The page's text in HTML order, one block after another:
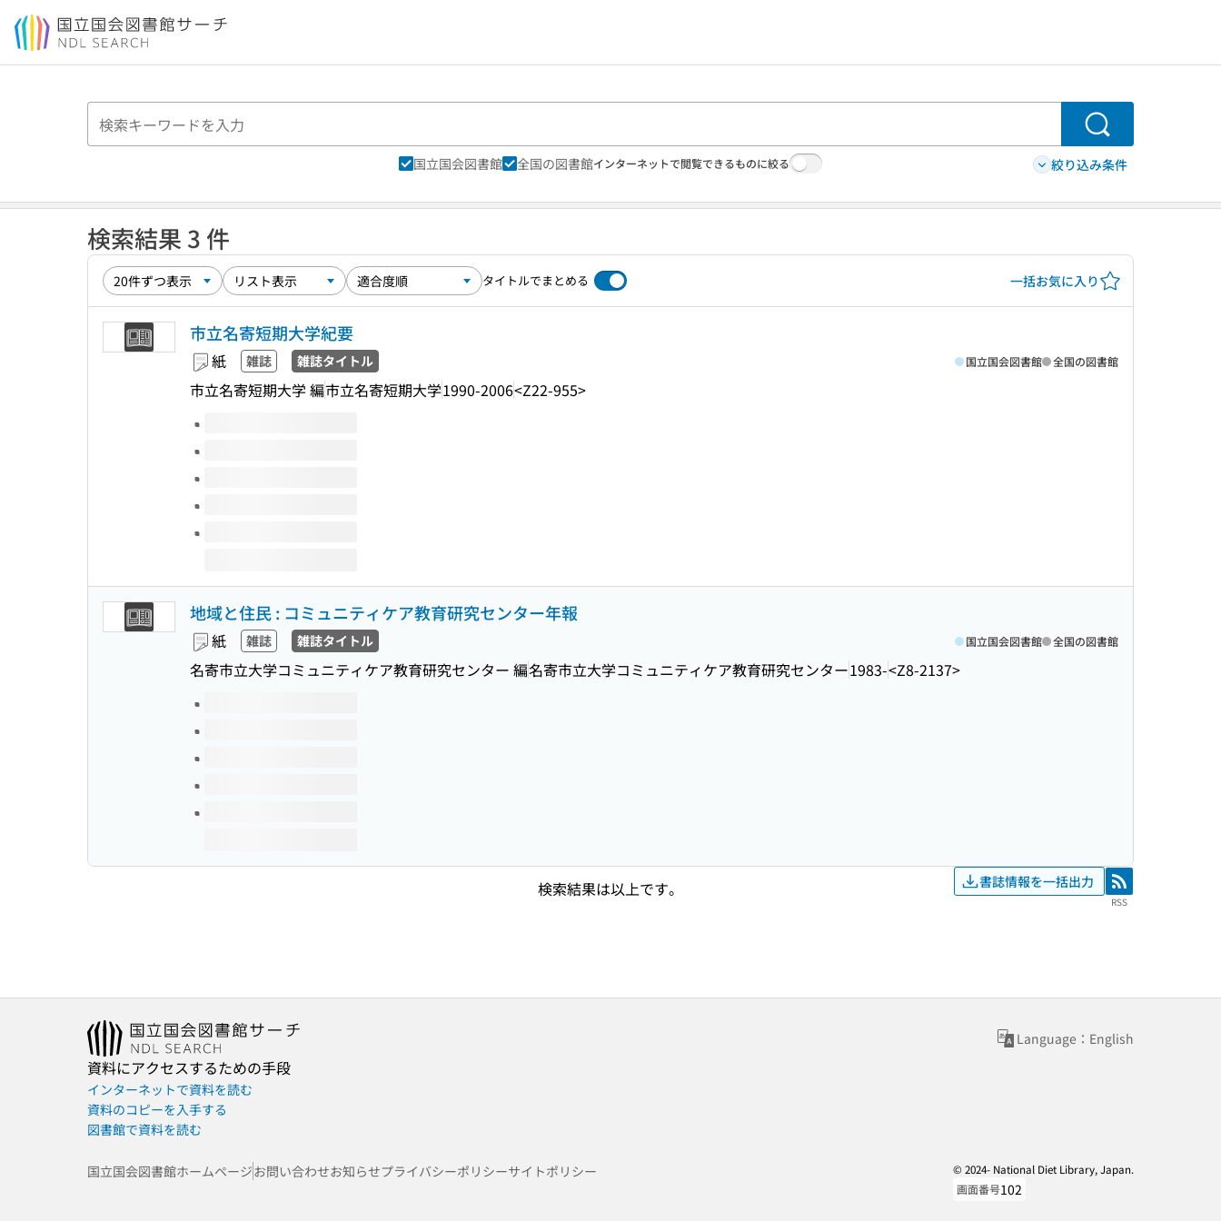
本文へ移動
検索
国立国会図書館 全国の図書館インターネットで閲覧できるものに絞る 絞り込み条件
検索結果 3 件
タイトルでまとめる 一括お気に入り
市立名寄短期大学紀要
紙 雑誌 雑誌タイトル
市立名寄短期大学 編市立名寄短期大学1990-2006<Z22-955>
国立国会図書館 全国の図書館
このタイトルの巻号
地域と住民 : コミュニティケア教育研究センター年報
紙 雑誌 雑誌タイトル
名寄市立大学コミュニティケア教育研究センター 編名寄市立大学コミュニティケア教育研究センター1983-<Z8-2137>
国立国会図書館 全国の図書館
このタイトルの巻号
検索結果は以上です。 書誌情報を一括出力 RSS
RSS
Language：English
資料にアクセスするための手段
インターネットで資料を読む
資料のコピーを入手する
図書館で資料を読む
国立国会図書館ホームページお問い合わせお知らせプライバシーポリシーサイトポリシー
© 2024- National Diet Library, Japan.
画面番号102